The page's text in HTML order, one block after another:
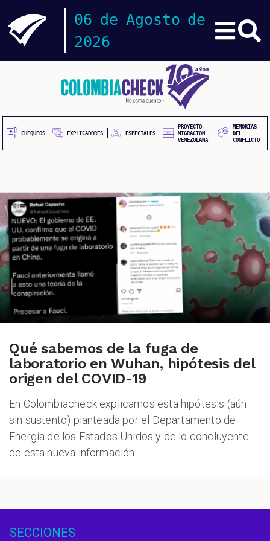
CHEQUEOS
INVESTIGACIONES
ESPECIALES
PODCAST
ZOOM
06 de Agosto de
2026
CHEQUEOS EXPLICADORES ESPECIALES
PROYECTO
MIGRACIÓN
VENEZOLANA
MEMORIAS
DEL
CONFLICTO
Qué sabemos de la fuga de
laboratorio en Wuhan, hipótesis del
origen del COVID-19
En Colombiacheck explicamos esta hipótesis (aún
sin sustento) planteada por el Departamento de
Energía de los Estados Unidos y de lo concluyente
de esta nueva información.
SECCIONES